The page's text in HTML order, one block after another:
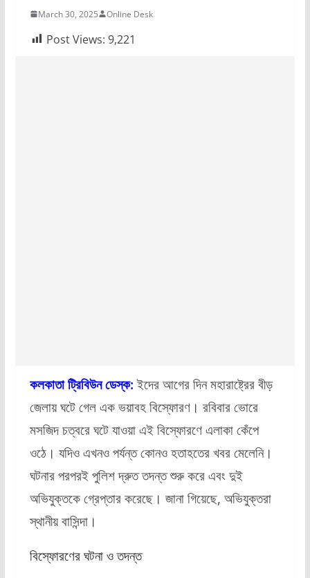
March 30, 2025 Online Desk
Post Views: 9,221
কলকাতা ট্রিবিউন ডেস্ক:ইদের আগের দিন মহারাষ্ট্রের বীড়
জেলায় ঘটে গেল এক ভয়াবহ বিস্ফোরণ। রবিবার ভোরে
মসজিদ চত্বরে ঘটে যাওয়া এই বিস্ফোরণে এলাকা কেঁপে
ওঠে। যদিও এখনও পর্যন্ত কোনও হতাহতের খবর মেলেনি।
ঘটনার পরপরই পুলিশ দ্রুত তদন্ত শুরু করে এবং দুই
অভিযুক্তকে গ্রেপ্তার করেছে। জানা গিয়েছে, অভিযুক্তরা
স্থানীয় বাসিন্দা।
বিস্ফোরণের ঘটনা ও তদন্ত